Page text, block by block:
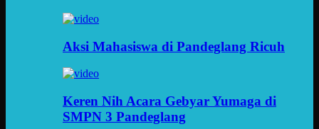
Aksi Mahasiswa di Pandeglang Ricuh
Keren Nih Acara Gebyar Yumaga di
SMPN 3 Pandeglang